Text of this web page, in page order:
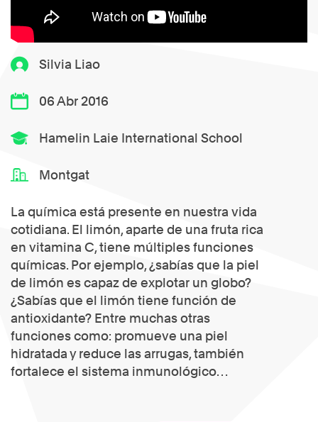
Silvia Liao
06 Abr 2016
Hamelin Laie International School
Montgat
La química está presente en nuestra vida
cotidiana. El limón, aparte de una fruta rica
en vitamina C, tiene múltiples funciones
químicas. Por ejemplo, ¿sabías que la piel
de limón es capaz de explotar un globo?
¿Sabías que el limón tiene función de
antioxidante? Entre muchas otras
funciones como: promueve una piel
hidratada y reduce las arrugas, también
fortalece el sistema inmunológico…